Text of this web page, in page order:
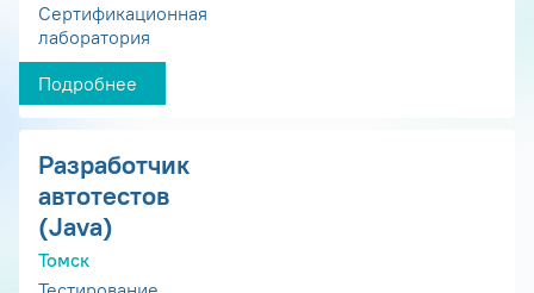
Сертификационная
лаборатория
Подробнее
Разработчик
автотестов
(Java)
Томск